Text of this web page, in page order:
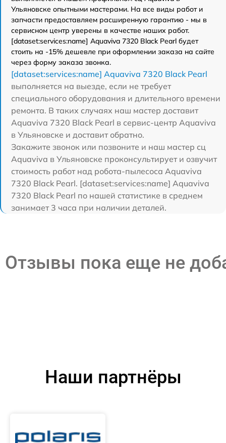
Ульяновске опытными мастерами. На все виды работ и
запчасти предоставляем расширенную гарантию - мы в
сервисном центр уверены в качестве наших работ.
[dataset:services:name] Aquaviva 7320 Black Pearl будет
стоить на -15% дешевле при оформлении заказа на сайте
через форму заказа звонка.
[dataset:services:name] Aquaviva 7320 Black Pearl
выполняется на выезде, если не требует
специального оборудования и длительного времени
ремонта. В таких случаях наш мастер доставит
Aquaviva 7320 Black Pearl в сервис-центр Aquaviva
в Ульяновске и доставит обратно.
Закажите звонок или позвоните и наш мастер сц
Aquaviva в Ульяновске проконсультирует и озвучит
стоимость работ над робота-пылесоса Aquaviva
7320 Black Pearl. [dataset:services:name] Aquaviva
7320 Black Pearl по нашей статистике в среднем
занимает 3 часа при наличии деталей.
Отзывы пока еще не
Наши партнёры